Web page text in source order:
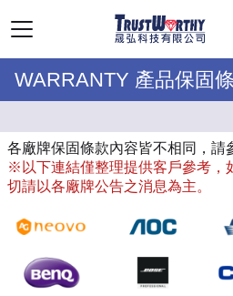
WARRANTY 產品保固
各廠牌保固條款內容皆不相同，請
※以下連結僅整理提供客戶參考，
切請以各廠牌公告之消息為主。